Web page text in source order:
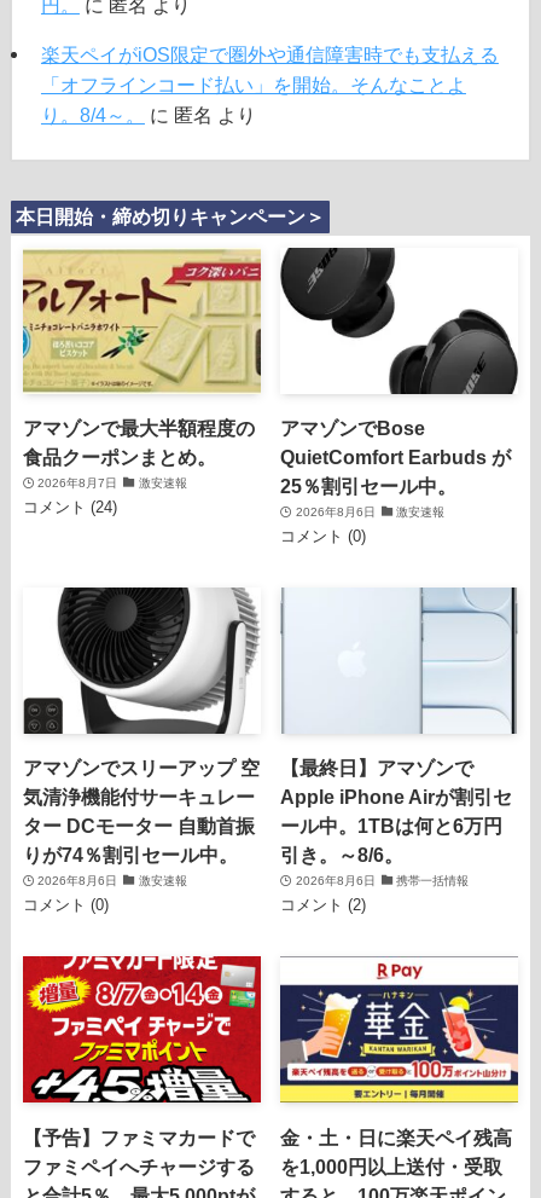
円。
に 匿名 より
楽天ペイがiOS限定で圏外や通信障害時でも支払える
「オフラインコード払い」を開始。そんなことよ
り。8/4～。
に 匿名 より
本日開始・締め切りキャンペーン＞
アマゾンで最大半額程度の
食品クーポンまとめ。
2026年8月7日 激安速報
コメント (24)
アマゾンでBose
QuietComfort Earbuds が
25％割引セール中。
2026年8月6日 激安速報
コメント (0)
アマゾンでスリーアップ 空
気清浄機能付サーキュレー
ター DCモーター 自動首振
りが74％割引セール中。
2026年8月6日 激安速報
コメント (0)
【最終日】アマゾンで
Apple iPhone Airが割引セ
ール中。1TBは何と6万円
引き。～8/6。
2026年8月6日 携帯一括情報
コメント (2)
【予告】ファミマカードで
ファミペイへチャージする
金・土・日に楽天ペイ残高
を1,000円以上送付・受取